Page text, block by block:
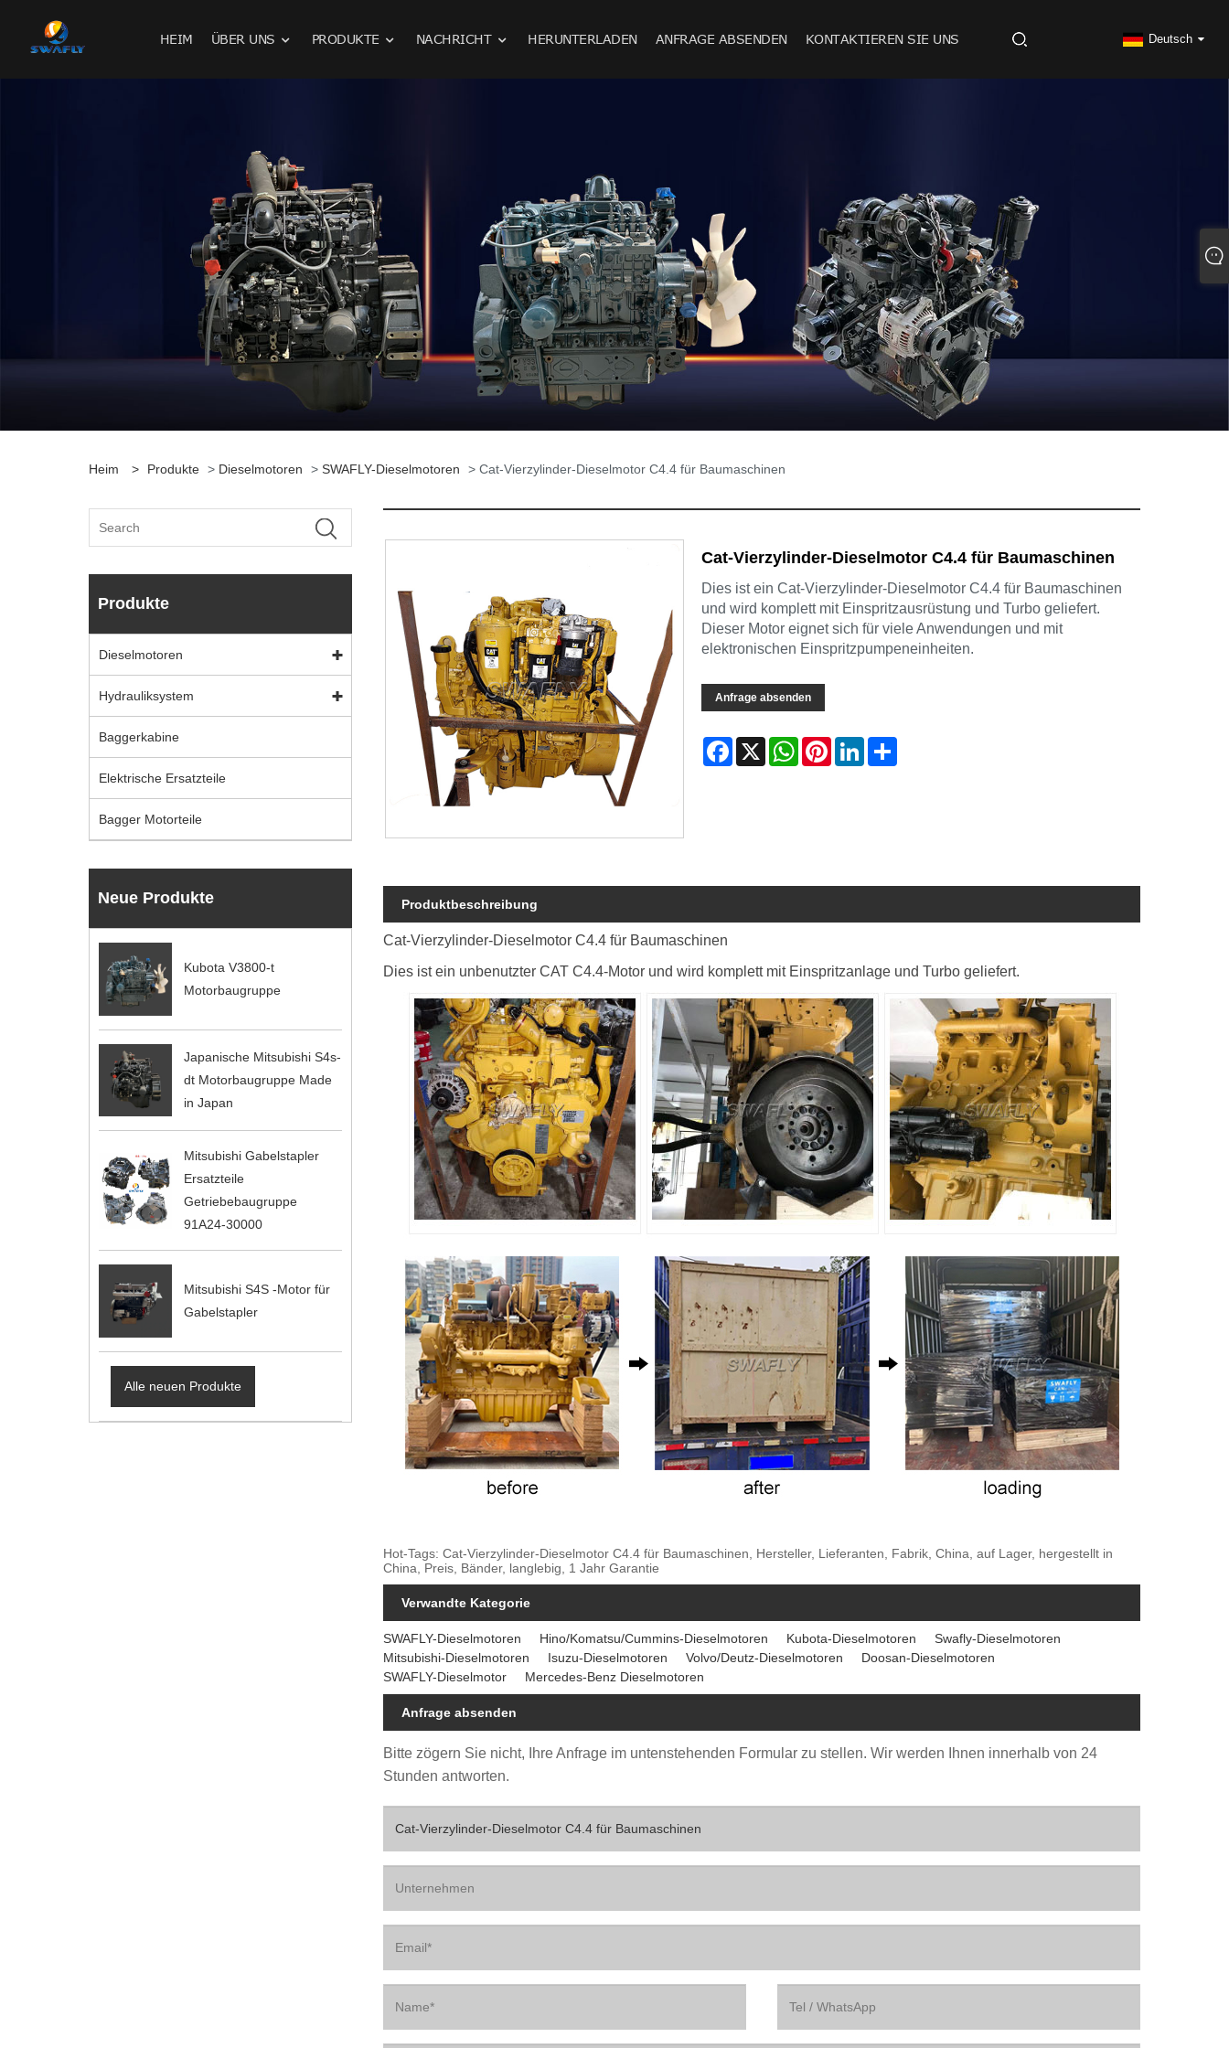
HEIM ÜBER UNS PRODUKTE NACHRICHT HERUNTERLADEN ANFRAGE ABSENDEN KONTAKTIEREN SIE UNS Deutsch
Heim > Produkte > Dieselmotoren > SWAFLY-Dieselmotoren > Cat-Vierzylinder-Dieselmotor C4.4 für Baumaschinen
Produkte
Dieselmotoren
Hydrauliksystem
Baggerkabine
Elektrische Ersatzteile
Bagger Motorteile
Neue Produkte
Kubota V3800-t
Motorbaugruppe
Japanische Mitsubishi S4s-
dt Motorbaugruppe Made
in Japan
Mitsubishi Gabelstapler
Ersatzteile
Getriebebaugruppe
91A24-30000
Mitsubishi S4S -Motor für
Gabelstapler
Alle neuen Produkte
Cat-Vierzylinder-Dieselmotor C4.4 für Baumaschinen
Dies ist ein Cat-Vierzylinder-Dieselmotor C4.4 für Baumaschinen
und wird komplett mit Einspritzausrüstung und Turbo geliefert.
Dieser Motor eignet sich für viele Anwendungen und mit
elektronischen Einspritzpumpeneinheiten.
Anfrage absenden
Facebook
X WhatsAppPinterestLinkedInShare
Produktbeschreibung
Cat-Vierzylinder-Dieselmotor C4.4 für Baumaschinen
Dies ist ein unbenutzter CAT C4.4-Motor und wird komplett mit Einspritzanlage und Turbo geliefert.
Hot-Tags: Cat-Vierzylinder-Dieselmotor C4.4 für Baumaschinen, Hersteller, Lieferanten, Fabrik, China, auf Lager, hergestellt in
China, Preis, Bänder, langlebig, 1 Jahr Garantie
Verwandte Kategorie
SWAFLY-Dieselmotoren Hino/Komatsu/Cummins-Dieselmotoren Kubota-Dieselmotoren
Swafly-Dieselmotoren
Mitsubishi-Dieselmotoren
Isuzu-Dieselmotoren Volvo/Deutz-Dieselmotoren
Doosan-Dieselmotoren
SWAFLY-Dieselmotor
Mercedes-Benz Dieselmotoren
Anfrage absenden
Bitte zögern Sie nicht, Ihre Anfrage im untenstehenden Formular zu stellen. Wir werden Ihnen innerhalb von 24
Stunden antworten.